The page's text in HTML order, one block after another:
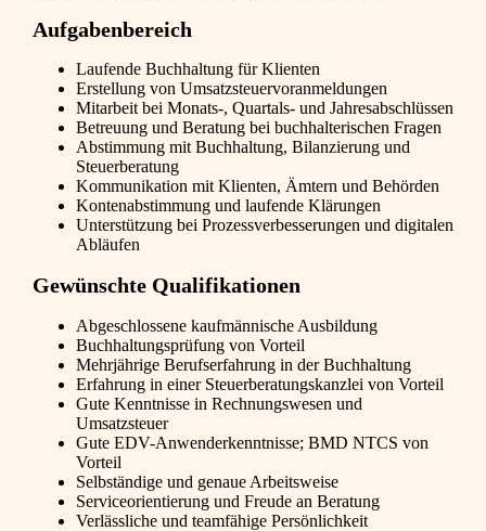
Aufgabenbereich
Laufende Buchhaltung für Klienten
Erstellung von Umsatzsteuervoranmeldungen
Mitarbeit bei Monats-, Quartals- und Jahresabschlüssen
Betreuung und Beratung bei buchhalterischen Fragen
Abstimmung mit Buchhaltung, Bilanzierung und
Steuerberatung
Kommunikation mit Klienten, Ämtern und Behörden
Kontenabstimmung und laufende Klärungen
Unterstützung bei Prozessverbesserungen und digitalen
Abläufen
Gewünschte Qualifikationen
Abgeschlossene kaufmännische Ausbildung
Buchhaltungsprüfung von Vorteil
Mehrjährige Berufserfahrung in der Buchhaltung
Erfahrung in einer Steuerberatungskanzlei von Vorteil
Gute Kenntnisse in Rechnungswesen und
Umsatzsteuer
Gute EDV-Anwenderkenntnisse; BMD NTCS von
Vorteil
Selbständige und genaue Arbeitsweise
Serviceorientierung und Freude an Beratung
Verlässliche und teamfähige Persönlichkeit